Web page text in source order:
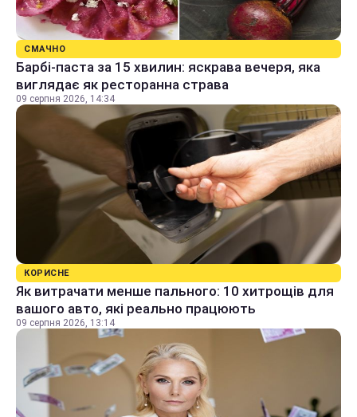
СМАЧНО
Барбі-паста за 15 хвилин: яскрава вечеря, яка
виглядає як ресторанна страва
09 серпня 2026, 14:34
КОРИСНЕ
Як витрачати менше пального: 10 хитрощів для
вашого авто, які реально працюють
09 серпня 2026, 13:14